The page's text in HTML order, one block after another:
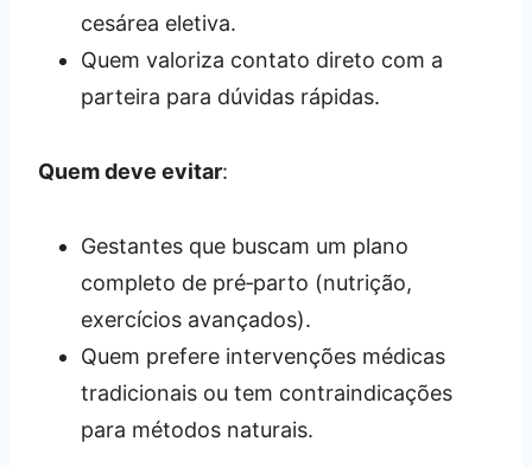
cesárea eletiva.
Quem valoriza contato direto com a
parteira para dúvidas rápidas.
Quem deve evitar:
Gestantes que buscam um plano
completo de pré‑parto (nutrição,
exercícios avançados).
Quem prefere intervenções médicas
tradicionais ou tem contraindicações
para métodos naturais.